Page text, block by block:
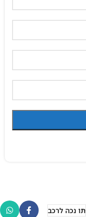
תו נכה לרכב